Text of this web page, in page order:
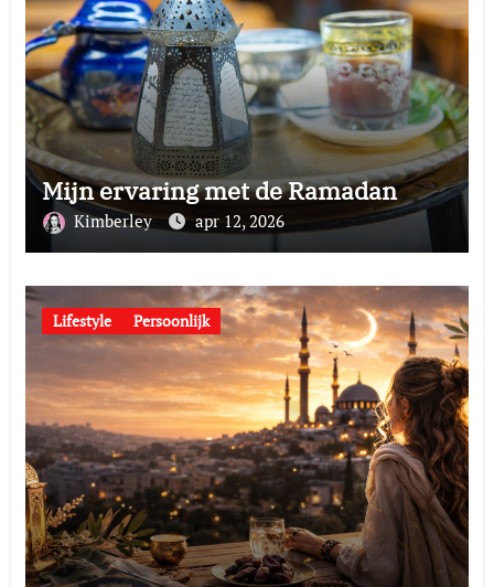
Mijn ervaring met de Ramadan
Kimberley apr 12, 2026
Lifestyle Persoonlijk